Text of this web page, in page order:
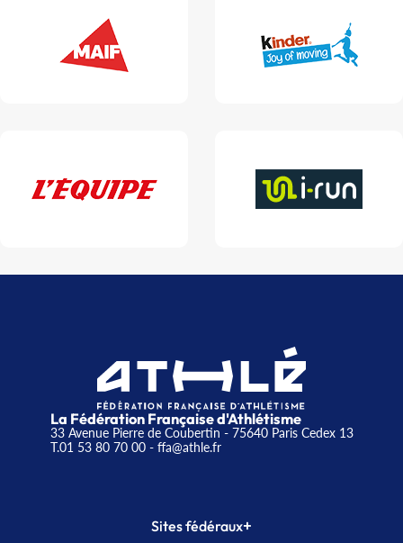
La Fédération Française d'Athlétisme
33 Avenue Pierre de Coubertin - 75640 Paris Cedex 13
T.01 53 80 70 00- ffa@athle.fr
Sites fédéraux+